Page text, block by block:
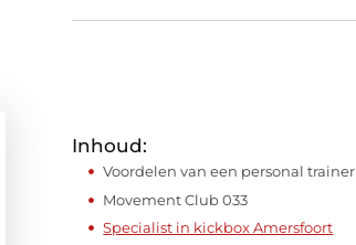
Inhoud:
Voordelen van een personal trainer
Movement Club 033
Specialist in kickbox Amersfoort